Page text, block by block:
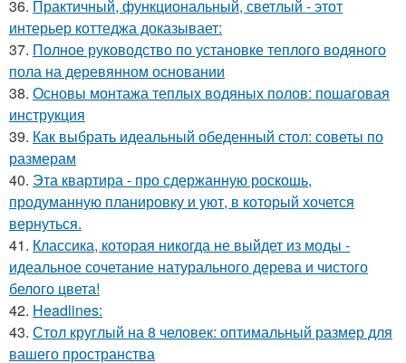
36. Практичный, функциональный, светлый - этот
интерьер коттеджа доказывает:
37. Полное руководство по установке теплого водяного
пола на деревянном основании
38. Основы монтажа теплых водяных полов: пошаговая
инструкция
39. Как выбрать идеальный обеденный стол: советы по
размерам
40. Эта квартира - про сдержанную роскошь,
продуманную планировку и уют, в который хочется
вернуться.
41. Классика, которая никогда не выйдет из моды -
идеальное сочетание натурального дерева и чистого
белого цвета!
42. Headlines:
43. Стол круглый на 8 человек: оптимальный размер для
вашего пространства